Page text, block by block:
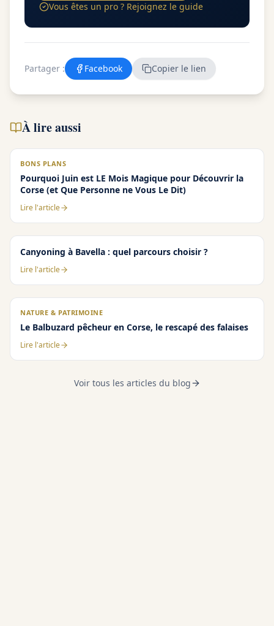
Vous êtes un pro ? Rejoignez le guide
Partager : Facebook Copier le lien
À lire aussi
BONS PLANS
Pourquoi Juin est LE Mois Magique pour Découvrir la
Corse (et Que Personne ne Vous Le Dit)
Lire l'article
Canyoning à Bavella : quel parcours choisir ?
Lire l'article
NATURE & PATRIMOINE
Le Balbuzard pêcheur en Corse, le rescapé des falaises
Lire l'article
Voir tous les articles du blog